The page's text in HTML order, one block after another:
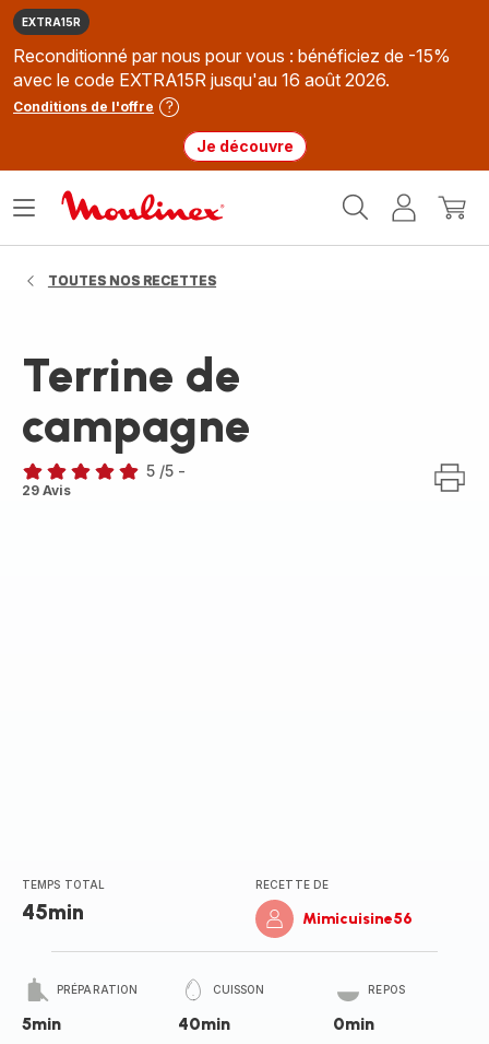
EXTRA15R
Reconditionné par nous pour vous : bénéficiez de -15%
avec le code EXTRA15R jusqu'au 16 août 2026.
Conditions de l'offre
Je découvre
MonMon
Ouvrir
TOUTES NOS RECETTES
Terrine de
campagne
Avis
5 /5 -
29 Avis
TEMPS TOTAL
45min
RECETTE DE
Mimicuisine56
PRÉPARATION
5min
CUISSON
40min
REPOS
0min